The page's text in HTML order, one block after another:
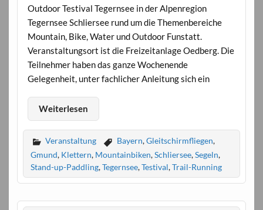
Outdoor Testival Tegernsee in der Alpenregion
Tegernsee Schliersee rund um die Themenbereiche
Mountain, Bike, Water und Outdoor Funstatt.
Veranstaltungsort ist die Freizeitanlage Oedberg. Die
Teilnehmer haben das ganze Wochenende
Gelegenheit, unter fachlicher Anleitung sich ein
Weiterlesen
Veranstaltung Bayern,Gleitschirmfliegen,
Gmund, Klettern, Mountainbiken,Schliersee,Segeln,
Stand-up-Paddling,Tegernsee,Testival,Trail-Running